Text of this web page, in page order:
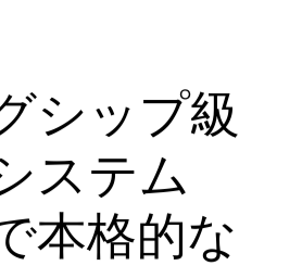
シップ級
ステム
本格的な